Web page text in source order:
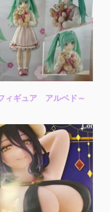
ィギュア アルベド～